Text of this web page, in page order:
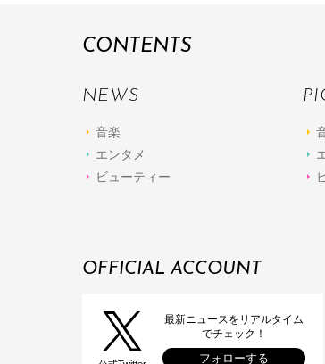
CONTENTS
NEWS
音楽
エンタメ
ビューティー
OFFICIAL ACCOUNT
最新ニュースをリアルタイム
でチェック！
フォローする